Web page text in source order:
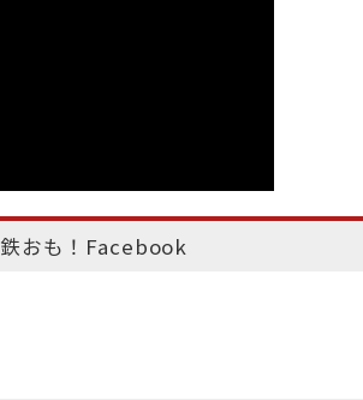
鉄おも！Facebook